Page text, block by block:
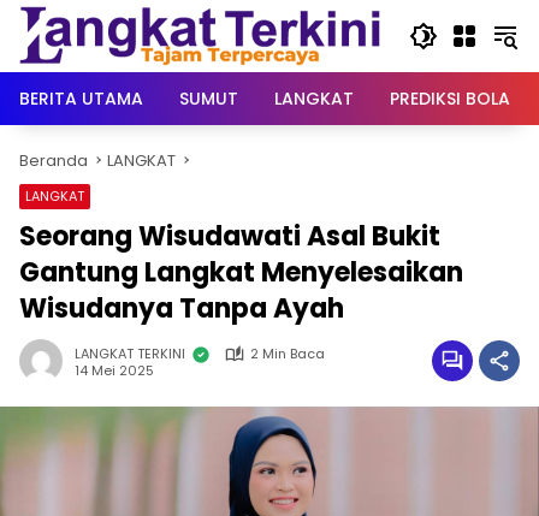
Langsung
konten
BERITA UTAMA
SUMUT LANGKAT PREDIKSI BOLA
Beranda LANGKAT
LANGKAT
Seorang Wisudawati Asal Bukit
Gantung Langkat Menyelesaikan
Wisudanya Tanpa Ayah
LANGKAT TERKINI
2 Min Baca
14 Mei 2025